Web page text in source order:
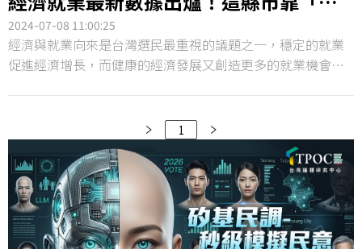
達」擠進聲量前三名
2024-07-08 11:00:25
經濟與就業向來是台灣選民最重視的議題之一，穩定的就業
促進經濟增長，而健康的經濟發展又創造更多的就業機會，
灣議題研究中心透過QuickseeK快析輿情資料庫，分析近3個
月來非六都的16個縣市的網路聲量與好感度。
1